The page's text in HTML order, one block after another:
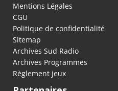
Mentions Légales
CGU
Politique de confidentialité
Sitemap
Archives Sud Radio
Archives Programmes
Règlement jeux